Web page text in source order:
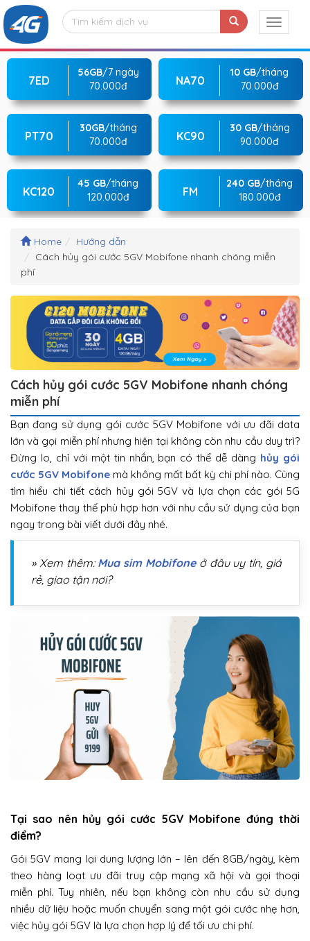
7ED
56GB/7 ngày
70.000đ
NA70
10 GB/tháng
70.000đ
PT70
30GB/tháng
70.000đ
KC90
30 GB/tháng
90.000đ
KC120
45 GB/tháng
120.000đ
FM
240 GB/tháng
180.000đ
Home
Hướng dẫn
Cách hủy gói cước 5GV Mobifone nhanh chóng miễn
phí
Cách hủy gói cước 5GV Mobifone nhanh chóng
miễn phí
Bạn đang sử dụng gói cước 5GV Mobifone với ưu đãi data
lớn và gọi miễn phí nhưng hiện tại không còn nhu cầu duy trì?
Đừng lo, chỉ với một tin nhắn, bạn có thể dễ dàng hủy gói
cước 5GV Mobifone mà không mất bất kỳ chi phí nào. Cùng
tìm hiểu chi tiết cách hủy gói 5GV và lựa chọn các gói 5G
Mobifone thay thế phù hợp hơn với nhu cầu sử dụng của bạn
ngay trong bài viết dưới đây nhé.
» Xem thêm: Mua sim Mobifoneở đâu uy tín, giá
rẻ, giao tận nơi?
Tại sao nên hủy gói cước 5GV Mobifone đúng thời
điểm?
Gói 5GV mang lại dung lượng lớn – lên đến 8GB/ngày, kèm
theo hàng loạt ưu đãi truy cập mạng xã hội và gọi thoại
miễn phí. Tuy nhiên, nếu bạn không còn nhu cầu sử dụng
nhiều dữ liệu hoặc muốn chuyển sang một gói cước nhẹ hơn,
việc hủy gói 5GV là lựa chọn hợp lý để tối ưu chi phí.